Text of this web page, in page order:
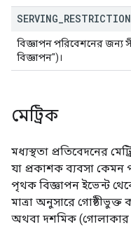
SERVING RESTRICTION
বিজ্ঞাপন পরিবেশনের জন্য
বিজ্ঞাপন")।
মেট্রিক
মধ্যস্থতা প্রতিবেদনের
যা প্রকাশক ব্যবসা কেমন
পৃথক বিজ্ঞাপন ইভেন্ট
মাত্রা অনুসারে গোষ্ঠীভুক্ত
অথবা দশমিক (গোলাকার